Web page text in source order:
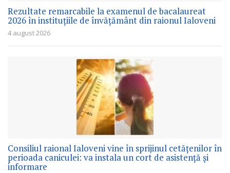
Rezultate remarcabile la examenul de bacalaureat
2026 în instituțiile de învățământ din raionul Ialoveni
4 august 2026
Consiliul raional Ialoveni vine în sprijinul cetățenilor în
perioada caniculei: va instala un cort de asistență și
informare